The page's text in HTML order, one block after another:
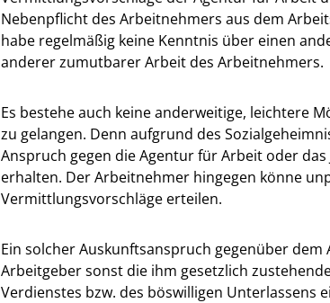
Nebenpflicht des Arbeitnehmers aus dem
habe regelmäßig keine Kenntnis über einen
anderer zumutbarer Arbeit des Arbeitnehmers.
Es bestehe auch keine anderweitige, leichtere
zu gelangen. Denn aufgrund des
Anspruch gegen die Agentur für Arbeit oder
erhalten. Der Arbeitnehmer hingegen könne
Vermittlungsvorschläge erteilen.
Ein solcher Auskunftsanspruch gegenüber
Arbeitgeber sonst die ihm gesetzlich
Verdienstes bzw. des böswilligen Unterlassens